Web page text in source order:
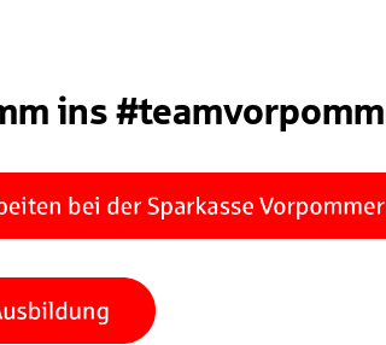
ins